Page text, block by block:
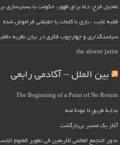
تعجیل فرج: دعا برای ظهور، حکومت یا بسترسازی
فقیه غایب ، بازی با کلمات یا حقیقتی فراموش شده
سیاستگذاری و چهارچوب فکری در بیان نظریه
the absent jurist
بین الملل – آکادمی رابعی
The Beginning of a Point of No Return
بداية طريقٍ لا عودة منه
آغاز یک مسیر بی‌بازگشت
«دور التجمع العالمي للأربعين في تطوير العلوم